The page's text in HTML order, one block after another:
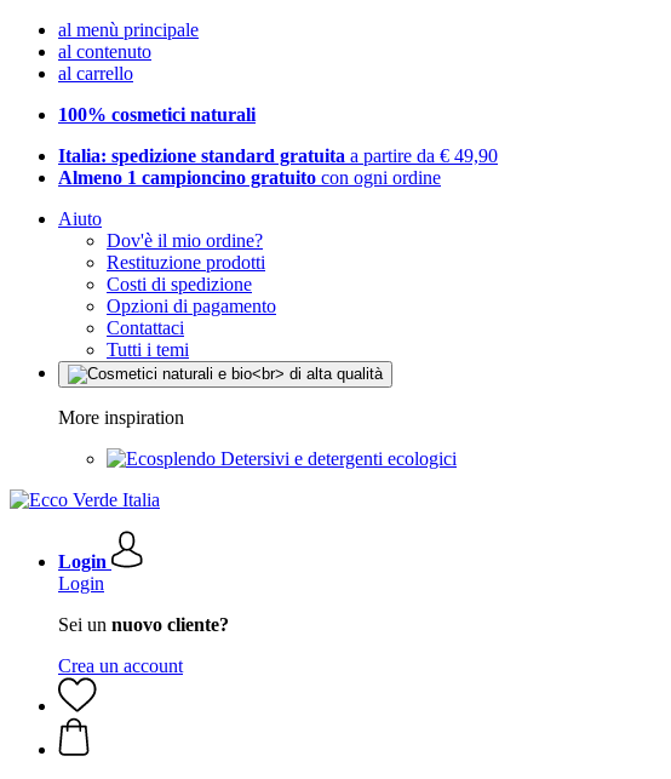
al menù principale
al contenuto
al carrello
100% cosmetici naturali
Italia: spedizione standard gratuita a partire da € 49,90
Almeno 1 campioncino gratuito con ogni ordine
Aiuto
Dov'è il mio ordine?
Restituzione prodotti
Costi di spedizione
Opzioni di pagamento
Contattaci
Tutti i temi
More inspiration
Detersivi e detergenti ecologici
Login
Login
Sei un nuovo cliente?
Crea un account